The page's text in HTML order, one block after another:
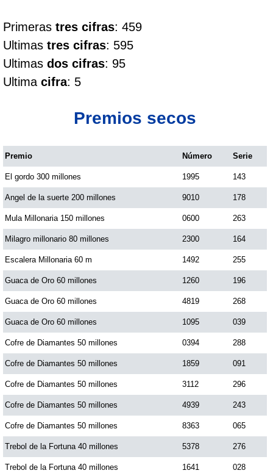
Chontico Día
Chontico Noche
Culona día
Dorado Mañana
Dorado Tarde
Dorado Noche
Fantástica Día
Fantástica Noche
Motilon Tarde
Motilon Noche
Primeras tres cifras: 459
Ultimas tres cifras: 595
Ultimas dos cifras: 95
Ultima cifra: 5
Premios secos
Premio Número Serie
El gordo 300 millones 1995 143
Angel de la suerte 200 millones 9010 178
Mula Millonaria 150 millones 0600 263
Milagro millonario 80 millones 2300 164
Escalera Millonaria 60 m 1492 255
Guaca de Oro 60 millones 1260 196
Guaca de Oro 60 millones 4819 268
Guaca de Oro 60 millones 1095 039
Cofre de Diamantes 50 millones 0394 288
Cofre de Diamantes 50 millones 1859 091
Cofre de Diamantes 50 millones 3112 296
Cofre de Diamantes 50 millones 4939 243
Cofre de Diamantes 50 millones 8363 065
Trebol de la Fortuna 40 millones 5378 276
Trebol de la Fortuna 40 millones 1641 028